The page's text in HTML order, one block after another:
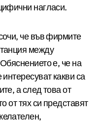
нагласи.
че във фирмите
между
е, че на
какви са
а след това от
от тях си представят